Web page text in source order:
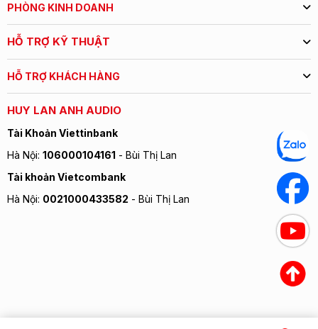
PHÒNG KINH DOANH
HỖ TRỢ KỸ THUẬT
HỖ TRỢ KHÁCH HÀNG
HUY LAN ANH AUDIO
Tài Khoản Viettinbank
Hà Nội: 106000104161 - Bùi Thị Lan
Tài khoản Vietcombank
Hà Nội: 0021000433582 - Bùi Thị Lan